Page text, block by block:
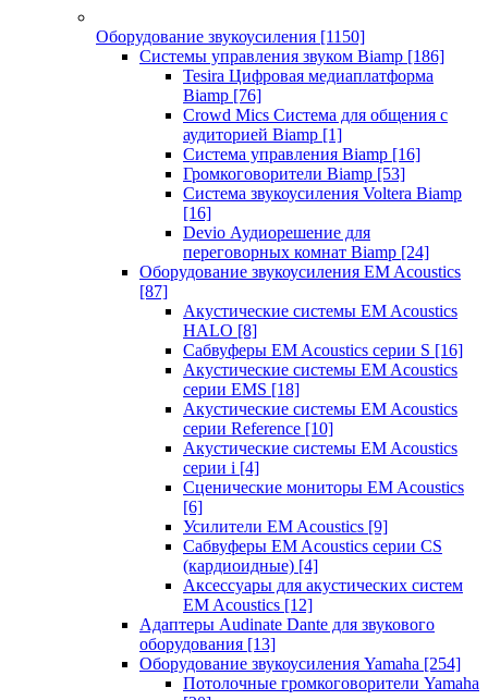
Оборудование звукоусиления [1150]
Системы управления звуком Biamp [186]
Tesira Цифровая медиаплатформа
Biamp [76]
Crowd Mics Система для общения с
аудиторией Biamp [1]
Система управления Biamp [16]
Громкоговорители Biamp [53]
Система звукоусиления Voltera Biamp
[16]
Devio Аудиорешение для
переговорных комнат Biamp [24]
Оборудование звукоусиления EM Acoustics
[87]
Акустические системы EM Acoustics
HALO [8]
Сабвуферы EM Acoustics серии S [16]
Акустические системы EM Acoustics
серии EMS [18]
Акустические системы EM Acoustics
серии Reference [10]
Акустические системы EM Acoustics
серии i [4]
Сценические мониторы EM Acoustics
[6]
Усилители EM Acoustics [9]
Сабвуферы EM Acoustics серии CS
(кардиоидные) [4]
Аксессуары для акустических систем
EM Acoustics [12]
Адаптеры Audinate Dante для звукового
оборудования [13]
Оборудование звукоусиления Yamaha [254]
Потолочные громкоговорители Yamaha